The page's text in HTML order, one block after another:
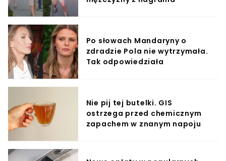
Po słowach Mandaryny o
zdradzie Pola nie wytrzymała.
Tak odpowiedziała
Nie pij tej butelki. GIS
ostrzega przed chemicznym
zapachem w znanym napoju